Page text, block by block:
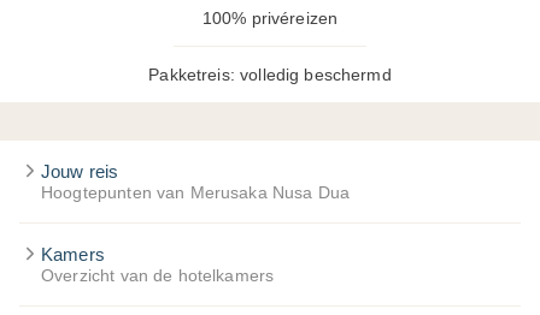
100% privéreizen
Pakketreis: volledig beschermd
Jouw reis
Hoogtepunten van Merusaka Nusa Dua
Kamers
Overzicht van de hotelkamers